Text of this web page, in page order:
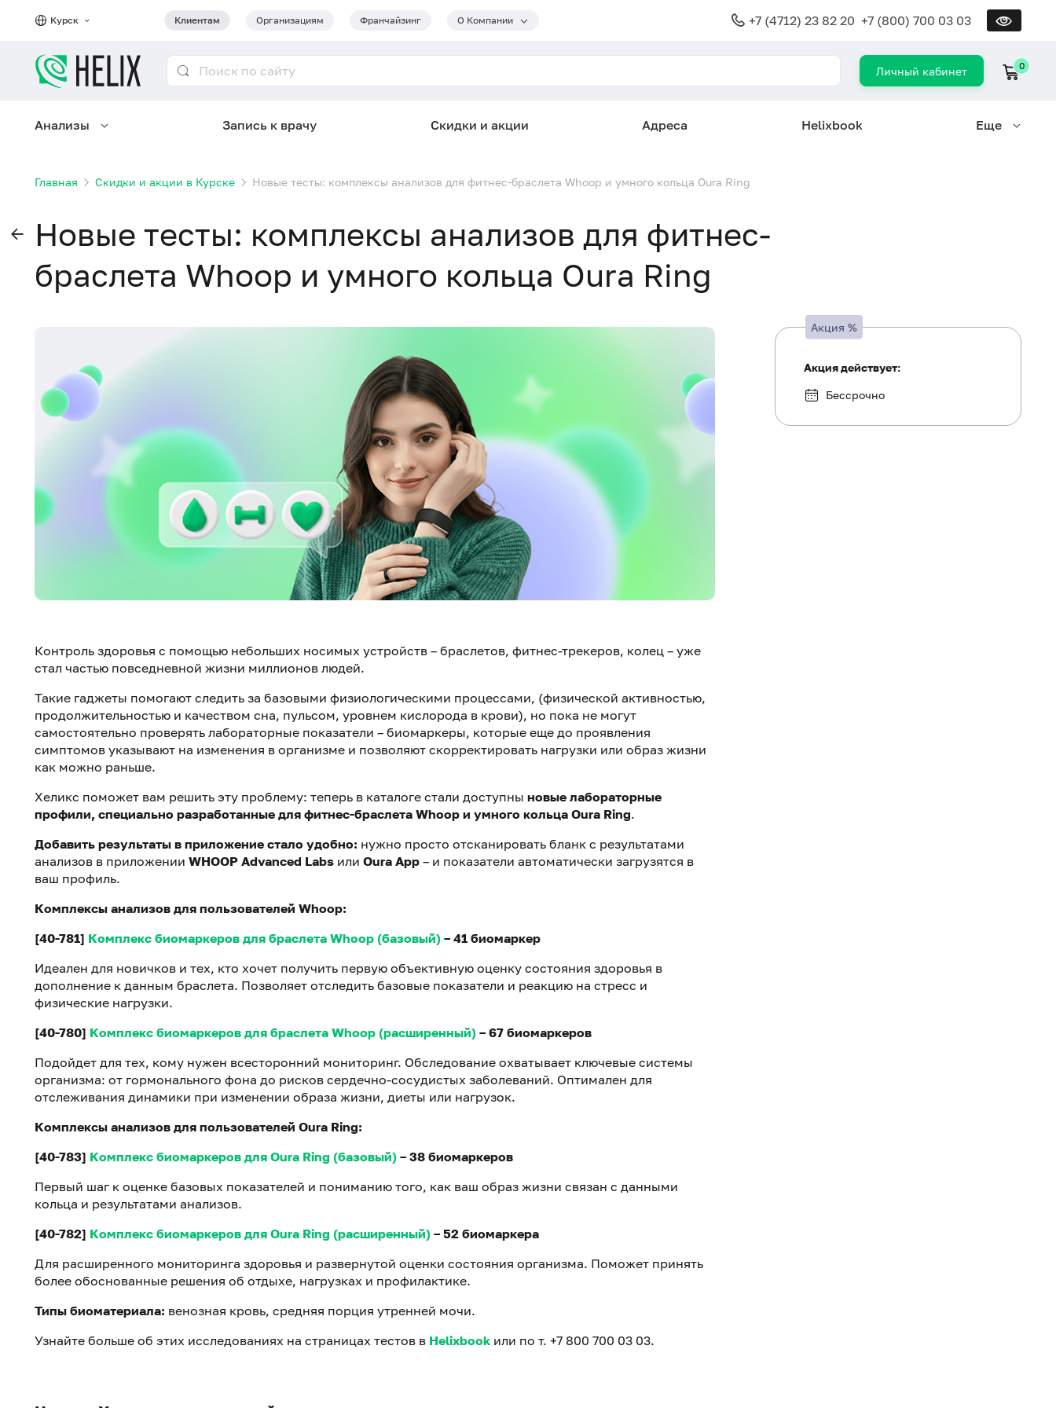
Курск Клиентам Организациям Франчайзинг О Компании +7 (4712) 23 82 20 +7 (800) 700 03 03
Личный кабинет 0
Анализы Запись к врачу Скидки и акции Адреса Helixbook Еще
Главная Скидки и акции в Курске Новые тесты: комплексы анализов для фитнес-браслета Whoop и умного кольца Oura Ring
Новые тесты: комплексы анализов для фитнес-
браслета Whoop и умного кольца Oura Ring
Контроль здоровья с помощью небольших носимых устройств – браслетов, фитнес-трекеров, колец – уже
стал частью повседневной жизни миллионов людей.
Такие гаджеты помогают следить за базовыми физиологическими процессами, (физической активностью,
продолжительностью и качеством сна, пульсом, уровнем кислорода в крови), но пока не могут
самостоятельно проверять лабораторные показатели – биомаркеры, которые еще до проявления
симптомов указывают на изменения в организме и позволяют скорректировать нагрузки или образ жизни
как можно раньше.
Хеликс поможет вам решить эту проблему: теперь в каталоге стали доступны новые лабораторные
профили, специально разработанные для фитнес-браслета Whoop и умного кольца Oura Ring.
Добавить результаты в приложение стало удобно: нужно просто отсканировать бланк с результатами
анализов в приложении WHOOP Advanced Labs или Oura App – и показатели автоматически загрузятся в
ваш профиль.
Комплексы анализов для пользователей Whoop:
[40-781] Комплекс биомаркеров для браслета Whoop (базовый) – 41 биомаркер
Идеален для новичков и тех, кто хочет получить первую объективную оценку состояния здоровья в
дополнение к данным браслета. Позволяет отследить базовые показатели и реакцию на стресс и
физические нагрузки.
[40-780] Комплекс биомаркеров для браслета Whoop (расширенный) – 67 биомаркеров
Подойдет для тех, кому нужен всесторонний мониторинг. Обследование охватывает ключевые системы
организма: от гормонального фона до рисков сердечно-сосудистых заболеваний. Оптимален для
отслеживания динамики при изменении образа жизни, диеты или нагрузок.
Комплексы анализов для пользователей Oura Ring:
[40-783] Комплекс биомаркеров для Oura Ring (базовый) – 38 биомаркеров
Первый шаг к оценке базовых показателей и пониманию того, как ваш образ жизни связан с данными
кольца и результатами анализов.
[40-782] Комплекс биомаркеров для Oura Ring (расширенный) – 52 биомаркера
Для расширенного мониторинга здоровья и развернутой оценки состояния организма. Поможет принять
более обоснованные решения об отдыхе, нагрузках и профилактике.
Типы биоматериала: венозная кровь, средняя порция утренней мочи.
Узнайте больше об этих исследованиях на страницах тестов в Helixbook или по т. +7 800 700 03 03.
Акция %
Акция действует:
Бессрочно